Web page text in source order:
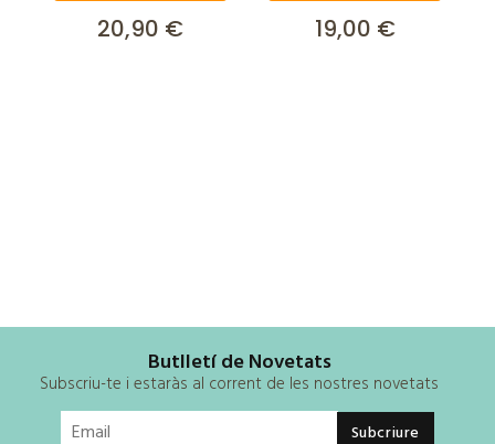
20,90 € 19,00 €
Butlletí de Novetats
Subscriu-te i estaràs al corrent de les nostres novetats